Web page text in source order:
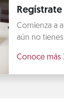
Comienza a
aún no
Conoce más